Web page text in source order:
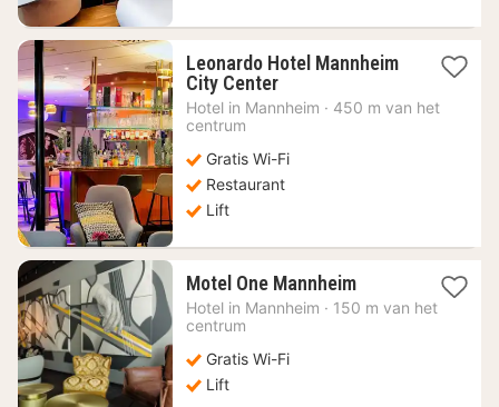
Leonardo Hotel Mannheim
City Center1
nacht
€
Hotel in Mannheim · 450 m van het
centrum
Gratis Wi-Fi
Restaurant
Lift
Motel One Mannheim1
nacht
Hotel in Mannheim · 150 m van het
centrum
Gratis Wi-Fi
Lift